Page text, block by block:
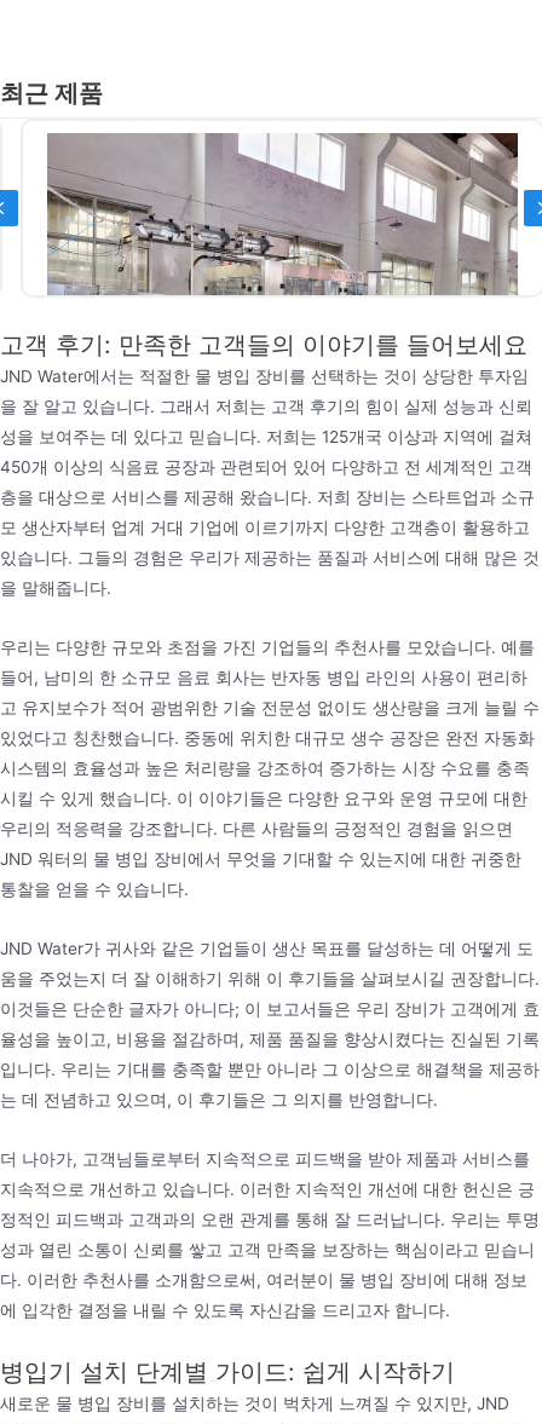
최근 제품
미네랄 워터 병입 기계
Jndwater 병 물 충전 기계는 PET 플라스틱 병 (용량
350ml-5L)을 위해 특별히 설계된 완전 자동화 된 생산
의 자동 세척, 무균 충전 및 지능형 밀봉과 같은 전체
프로세스 작업을 지원합니다.
Previous
고객 후기: 만족한 고객들의 이야기를 들어보세요
JND Water에서는 적절한 물 병입 장비를 선택하는 것이 상당한 투자임
을 잘 알고 있습니다. 그래서 저희는 고객 후기의 힘이 실제 성능과 신뢰
성을 보여주는 데 있다고 믿습니다. 저희는 125개국 이상과 지역에 걸쳐
450개 이상의 식음료 공장과 관련되어 있어 다양하고 전 세계적인 고객
층을 대상으로 서비스를 제공해 왔습니다. 저희 장비는 스타트업과 소규
모 생산자부터 업계 거대 기업에 이르기까지 다양한 고객층이 활용하고
있습니다. 그들의 경험은 우리가 제공하는 품질과 서비스에 대해 많은 것
을 말해줍니다.
우리는 다양한 규모와 초점을 가진 기업들의 추천사를 모았습니다. 예를
들어, 남미의 한 소규모 음료 회사는 반자동 병입 라인의 사용이 편리하
고 유지보수가 적어 광범위한 기술 전문성 없이도 생산량을 크게 늘릴 수
있었다고 칭찬했습니다. 중동에 위치한 대규모 생수 공장은 완전 자동화
시스템의 효율성과 높은 처리량을 강조하여 증가하는 시장 수요를 충족
시킬 수 있게 했습니다. 이 이야기들은 다양한 요구와 운영 규모에 대한
우리의 적응력을 강조합니다. 다른 사람들의 긍정적인 경험을 읽으면
JND 워터의 물 병입 장비에서 무엇을 기대할 수 있는지에 대한 귀중한
통찰을 얻을 수 있습니다.
JND Water가 귀사와 같은 기업들이 생산 목표를 달성하는 데 어떻게 도
움을 주었는지 더 잘 이해하기 위해 이 후기들을 살펴보시길 권장합니다.
이것들은 단순한 글자가 아니다; 이 보고서들은 우리 장비가 고객에게 효
율성을 높이고, 비용을 절감하며, 제품 품질을 향상시켰다는 진실된 기록
입니다. 우리는 기대를 충족할 뿐만 아니라 그 이상으로 해결책을 제공하
는 데 전념하고 있으며, 이 후기들은 그 의지를 반영합니다.
더 나아가, 고객님들로부터 지속적으로 피드백을 받아 제품과 서비스를
지속적으로 개선하고 있습니다. 이러한 지속적인 개선에 대한 헌신은 긍
정적인 피드백과 고객과의 오랜 관계를 통해 잘 드러납니다. 우리는 투명
성과 열린 소통이 신뢰를 쌓고 고객 만족을 보장하는 핵심이라고 믿습니
다. 이러한 추천사를 소개함으로써, 여러분이 물 병입 장비에 대해 정보
에 입각한 결정을 내릴 수 있도록 자신감을 드리고자 합니다.
병입기 설치 단계별 가이드: 쉽게 시작하기
새로운 물 병입 장비를 설치하는 것이 벅차게 느껴질 수 있지만, JND